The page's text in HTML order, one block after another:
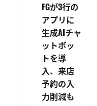
FGが3行の
アプリに
生成AIチャ
ットボッ
トを導
入、来店
予約の入
力削減も